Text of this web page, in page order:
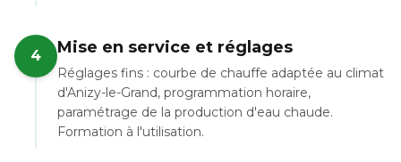
4 Mise en service et réglages
Réglages fins : courbe de chauffe adaptée au climat
d'Anizy-le-Grand, programmation horaire,
paramétrage de la production d'eau chaude.
Formation à l'utilisation.